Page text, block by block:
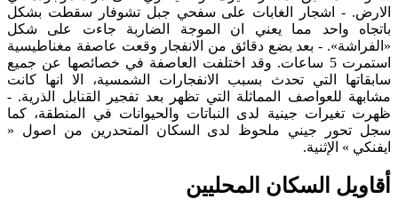
الارض. - اشجار الغابات على سفحي جبل تشوفار سقطت بشكل
باتجاه واحد مما يعني ان الموجة الضاربة جاءت على شكل
«الفراشة». - بعد بضع دقائق من الانفجار وقعت عاصفة مغناطيسية
استمرت 5 ساعات. وقد اختلفت العاصفة في خصائصها عن جميع
سابقاتها التي تحدث بسبب الانفجارات الشمسية، الا انها كانت
مشابهة للعواصف المماثلة التي تظهر بعد تفجير القنابل الذرية. -
ظهرت تغيرات جينية لدى النباتات والحيوانات في المنطقة، كما
سجل تحور جيني ملحوظ لدى السكان المتحدرين من اصول «
ايفنكي » الإثنية.
أقاويل السكان المحليين